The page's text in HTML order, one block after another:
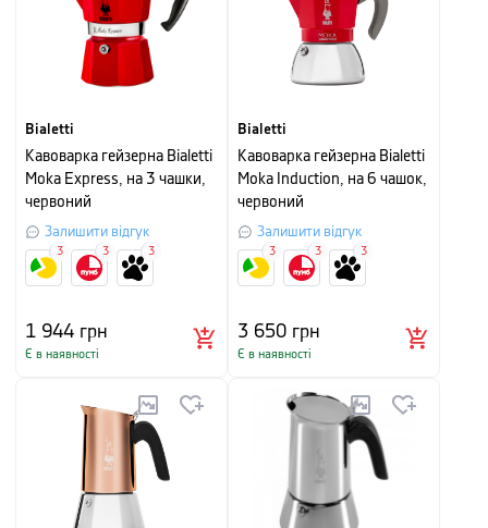
Bialetti
Кавоварка гейзерна Bialetti
Moka Express, на 3 чашки,
червоний
Залишити відгук
1 944 грн
Є в наявності
3 3 3
Bialetti
Кавоварка гейзерна Bialetti
Moka Induction, на 6 чашок,
червоний
Залишити відгук
3 650 грн
Є в наявності
3 3 3